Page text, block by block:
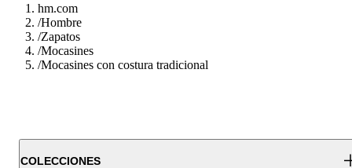
hm.com
/Hombre
/Zapatos
/Mocasines
/Mocasines con costura tradicional
COLECCIONES